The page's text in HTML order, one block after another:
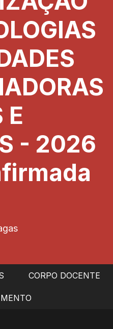
E
- 2026
CORPO DOCENTE